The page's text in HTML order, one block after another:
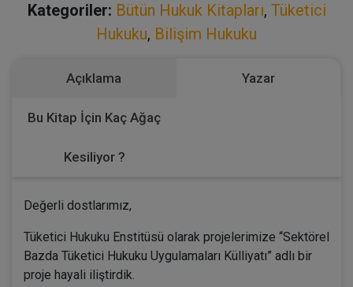
Kategoriler: Bütün Hukuk Kitapları, Tüketici
Hukuku, Bilişim Hukuku
Açıklama Yazar
Bu Kitap İçin Kaç Ağaç
Kesiliyor ?
Değerli dostlarımız,
Tüketici Hukuku Enstitüsü olarak projelerimize “Sektörel
Bazda Tüketici Hukuku Uygulamaları Külliyatı” adlı bir
proje hayali iliştirdik.